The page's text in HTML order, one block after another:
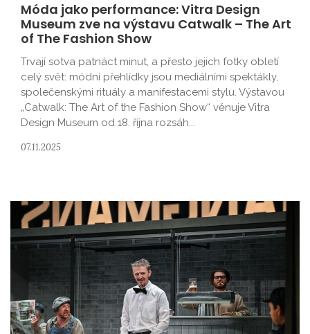
Móda jako performance: Vitra Design
Museum zve na výstavu Catwalk – The Art
of The Fashion Show
Trvají sotva patnáct minut, a přesto jejich fotky obletí
celý svět: módní přehlídky jsou mediálními spektákly,
společenskými rituály a manifestacemi stylu. Výstavou
„Catwalk: The Art of the Fashion Show“ věnuje Vitra
Design Museum od 18. října rozsáh...
07.11.2025